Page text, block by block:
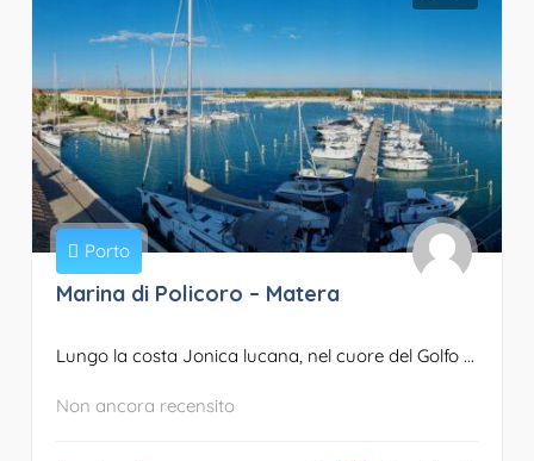
Porto
Marina di Policoro – Matera
Lungo la costa Jonica lucana, nel cuore del Golfo ...
Non ancora recensito